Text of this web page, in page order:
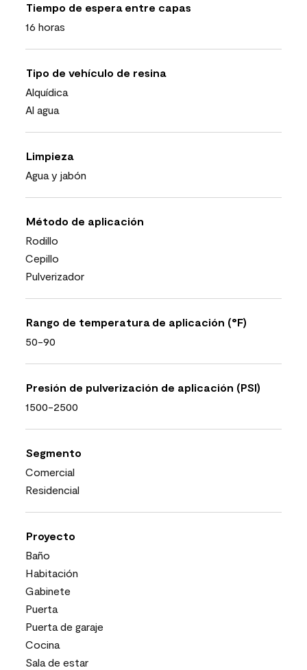
Tiempo de espera entre capas
16 horas
Tipo de vehículo de resina
Alquídica
Al agua
Limpieza
Agua y jabón
Método de aplicación
Rodillo
Cepillo
Pulverizador
Rango de temperatura de aplicación (°F)
50-90
Presión de pulverización de aplicación (PSI)
1500-2500
Segmento
Comercial
Residencial
Proyecto
Baño
Habitación
Gabinete
Puerta
Puerta de garaje
Cocina
Sala de estar